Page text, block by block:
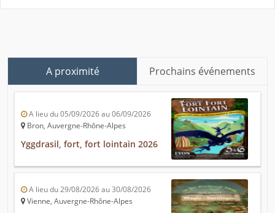
A proximité Prochains événements
A lieu du 05/09/2026 au 06/09/2026
Bron, Auvergne-Rhône-Alpes
Yggdrasil, fort, fort lointain 2026
A lieu du 29/08/2026 au 30/08/2026
Vienne, Auvergne-Rhône-Alpes